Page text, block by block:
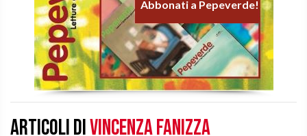
Abbonati a Pepeverde!
Articoli di Vincenza Fanizza